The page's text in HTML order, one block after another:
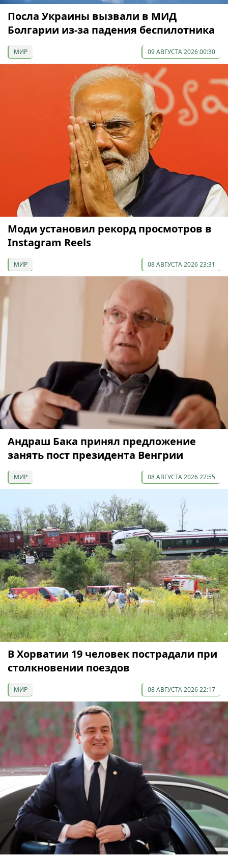
Посла Украины вызвали в МИД
Болгарии из-за падения беспилотника
МИР 09 АВГУСТА 2026 00:30
Моди установил рекорд просмотров в
Instagram Reels
МИР 08 АВГУСТА 2026 23:31
Андраш Бака принял предложение
занять пост президента Венгрии
МИР 08 АВГУСТА 2026 22:55
В Хорватии 19 человек пострадали при
столкновении поездов
МИР 08 АВГУСТА 2026 22:17